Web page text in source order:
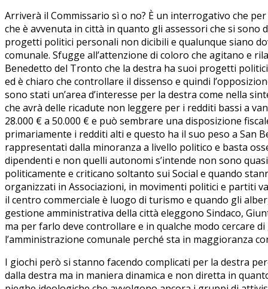
Arriverà il Commissario sì o no? È un interrogativo che
che è avvenuta in città in quanto gli assessori che si
progetti politici personali non dicibili e qualunque siano
comunale. Sfugge all’attenzione di coloro che agitano e
Benedetto del Tronto che la destra ha suoi progetti
ed è chiaro che controllare il dissenso e quindi
sono stati un’area d’interesse per la destra come nella
che avrà delle ricadute non leggere per i redditi bassi a
28.000 € a 50.000 € e può sembrare una disposizione
primariamente i redditi alti e questo ha il suo peso a San
rappresentati dalla minoranza a livello politico e basta
dipendenti e non quelli autonomi s’intende non sono
politicamente e criticano soltanto sui Social e quando
organizzati in Associazioni, in movimenti politici e partiti
il centro commerciale è luogo di turismo e quando gli
gestione amministrativa della città eleggono Sindaco,
ma per farlo deve controllare e in qualche modo cercare
l’amministrazione comunale perché sta in
I giochi però si stanno facendo complicati per la destra
dalla destra ma in maniera dinamica e non diretta in